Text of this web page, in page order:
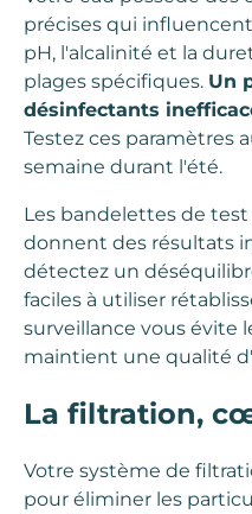
précises qui
pH, l'alcalinité et la
plages spécifiques. Un
désinfectants
Testez ces paramètres
semaine durant l'été.
Les bandelettes de
donnent des résultats
détectez un
faciles à utiliser
surveillance vous évite
maintient une qualité
La filtration,
Votre système de
pour éliminer les